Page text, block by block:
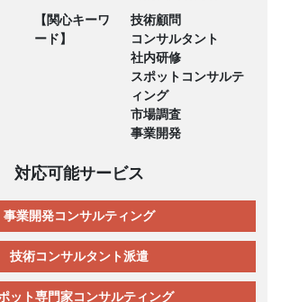
【関心キーワ
ード】
技術顧問
コンサルタント
社内研修
スポットコンサルテ
ィング
市場調査
事業開発
対応可能サービス
事業開発コンサルティング
技術コンサルタント派遣
ット専門家コンサルティング